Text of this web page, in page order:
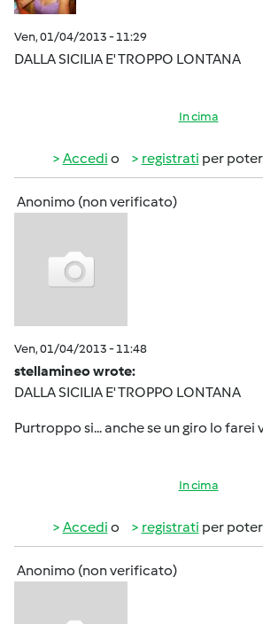
Ven, 01/04/2013 - 11:29
DALLA SICILIA E' TROPPO LONTANA
In cima
Accedi o registrati per
Anonimo (non verificato)
Ven, 01/04/2013 - 11:48
stellamineo wrote:
DALLA SICILIA E' TROPPO LONTANA
Purtroppo si... anche se un giro lo farei
In cima
Accedi o registrati per
Anonimo (non verificato)